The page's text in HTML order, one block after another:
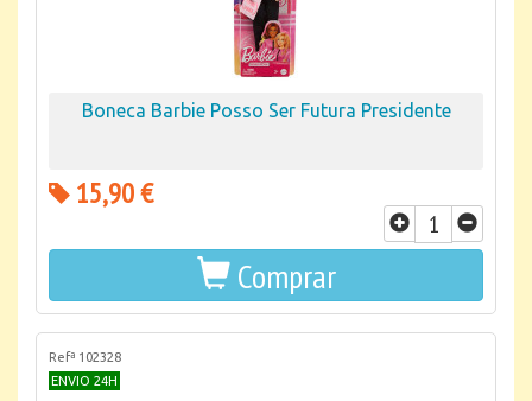
Boneca Barbie Posso Ser Futura Presidente
15,90 €
Comprar
Refª 102328
ENVIO 24H